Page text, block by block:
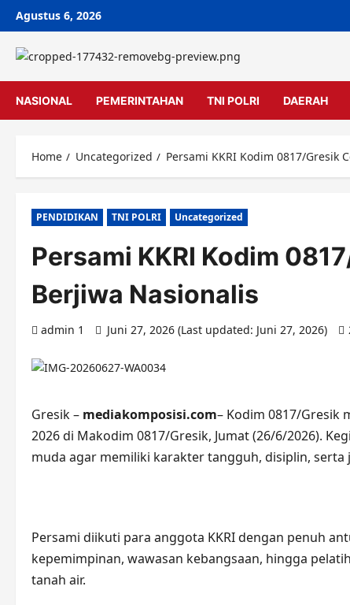
Skip
content
Agustus 6, 2026
NASIONAL PEMERINTAHAN TNI POLRI DAERAH
Home Uncategorized Persami KKRI Kodim 0817/Gresik
PENDIDIKAN TNI POLRI Uncategorized
Persami KKRI Kodim
Berjiwa Nasionalis
admin 1 Juni 27, 2026 (Last updated: Juni 27, 2026)
Gresik – mediakomposisi.com– Kodim 0817/Gresik
2026 di Makodim 0817/Gresik, Jumat (26/6/2026).
muda agar memiliki karakter tangguh, disiplin,
Persami diikuti para anggota KKRI dengan penuh
kepemimpinan, wawasan kebangsaan, hingga
tanah air.